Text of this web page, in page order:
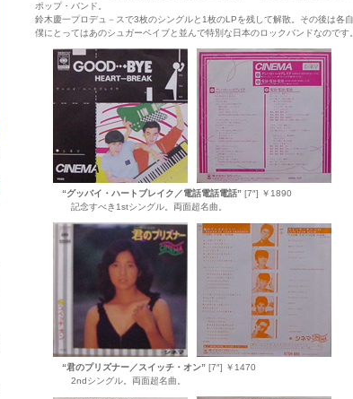
ポップ・バンド。
鈴木慶一プロデュ－スで3枚のシングルと1枚のLPを残して解散。その後は各自
僕にとってはあのシュガーベイブと並んで特別な日本のロックバンドなのです。
“グッバイ・ハートブレイク／電話電話電話” [7″] ￥1890
記念すべき1stシングル。両面超名曲。
“君のプリズナー／スイッチ・オン” [7″] ￥1470
2ndシングル。両面超名曲。